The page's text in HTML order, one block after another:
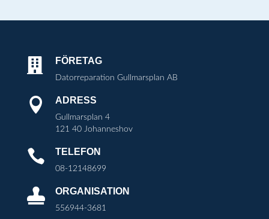
 FÖRETAG
Datorreparation Gullmarsplan AB
 ADRESS
Gullmarsplan 4
121 40 Johanneshov
 TELEFON
08-12148699
 ORGANISATION
556944-3681